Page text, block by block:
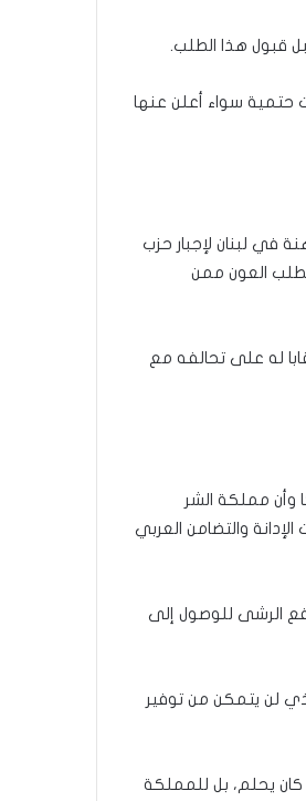
قبول هذا الطلب.
حتمية سواء أعلن عنها
في لبنان لإجبار حزب
العون ممن
له على تحالفه مع
وأن مملكة الشر
عام 2006 وربما على مصر عام 1967 وأن مسرحيات الإدانة والتضامن العربي
الرشى للوصول إلى
لن يتمكن من توفير
يحلم، بل للمملكة